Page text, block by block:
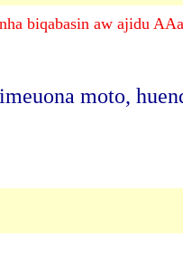
biqabasin aw ajidu
moto,